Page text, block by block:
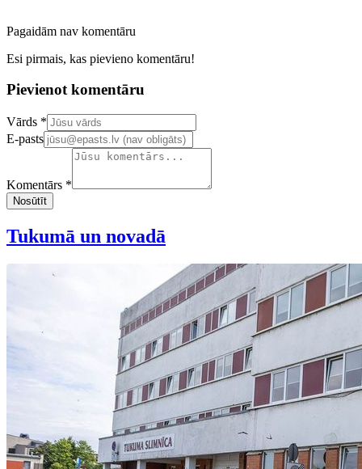
Pagaidām nav komentāru
Esi pirmais, kas pievieno komentāru!
Pievienot komentāru
Confirm your email address
Vārds *
E-pasts
Komentārs *
Nosūtīt
Tukumā un novadā